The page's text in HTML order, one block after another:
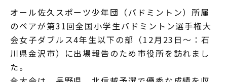
オール佐久スポーツ少年団（バドミントン）所属
のペアが第31回全国小学生バドミントン選手権大
会女子ダブルス4年生以下の部（12月23日～：石
川県金沢市）に出場報告のため市役所を訪れまし
た。